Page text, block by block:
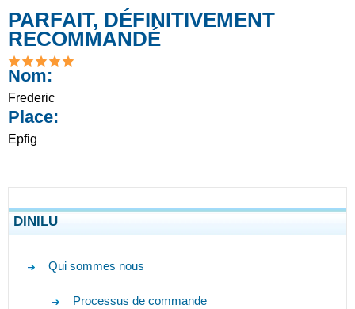
PARFAIT, DÉFINITIVEMENT
RECOMMANDÉ
Nom:
Frederic
Place:
Epfig
DINILU
Qui sommes nous
Processus de commande